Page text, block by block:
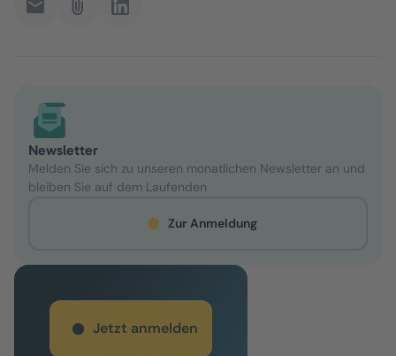
Jetzt anmelden
Newsletter
Melden Sie sich zu unseren monatlichen Newsletter an und
bleiben Sie auf dem Laufenden
Zur Anmeldung